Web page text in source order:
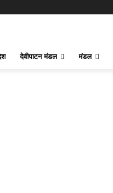
देवीपाटन मंडल मंडल